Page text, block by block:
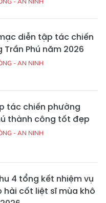
diễn tập tác chiến
Trần Phú năm 2026
- AN NINH
tác chiến phường
thành công tốt đẹp
- AN NINH
4 tổng kết nhiệm vụ
hài cốt liệt sĩ mùa khô